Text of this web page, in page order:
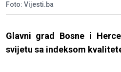
Foto: Vijesti.ba
Glavni grad Bosne i
svijetu sa indeksom